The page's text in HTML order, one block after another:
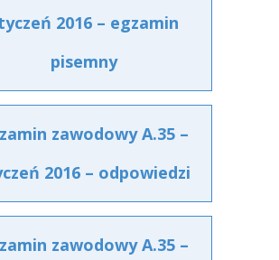
2016 – egzamin
pisemny
zawodowy A.35 –
2016 – odpowiedzi
zawodowy A.35 –